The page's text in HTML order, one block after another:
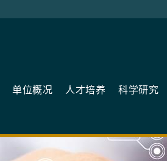
单位概况 人才培养 科学研究